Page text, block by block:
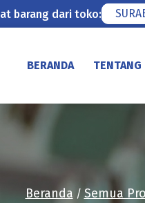
barang dari toko:
BERANDA TENTANG
Beranda / Semua